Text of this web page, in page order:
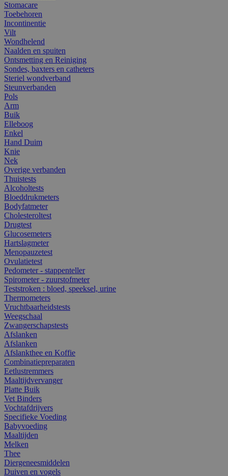
Stomacare
Toebehoren
Incontinentie
Vilt
Wondhelend
Naalden en spuiten
Ontsmetting en Reiniging
Sondes, baxters en catheters
Steriel wondverband
Steunverbanden
Pols
Arm
Buik
Elleboog
Enkel
Hand Duim
Knie
Nek
Overige verbanden
Thuistests
Alcoholtests
Bloeddrukmeters
Bodyfatmeter
Cholesteroltest
Drugtest
Glucosemeters
Hartslagmeter
Menopauzetest
Ovulatietest
Pedometer - stappenteller
Spirometer - zuurstofmeter
Teststroken : bloed, speeksel, urine
Thermometers
Vruchtbaarheidstests
Weegschaal
Zwangerschapstests
Afslanken
Afslanken
Afslankthee en Koffie
Combinatiepreparaten
Eetlustremmers
Maaltijdvervanger
Platte Buik
Vet Binders
Vochtafdrijvers
Specifieke Voeding
Babyvoeding
Maaltijden
Melken
Thee
Diergeneesmiddelen
Duiven en vogels